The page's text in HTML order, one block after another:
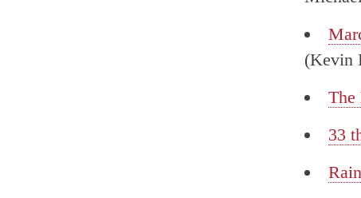
(Kevin
The
33